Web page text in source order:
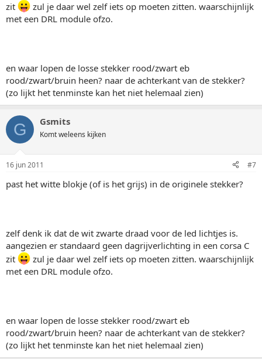
zit
zul je daar wel zelf iets op moeten zitten. waarschijnlijk
met een DRL module ofzo.
en waar lopen de losse stekker rood/zwart eb
rood/zwart/bruin heen? naar de achterkant van de stekker?
(zo lijkt het tenminste kan het niet helemaal zien)
G Gsmits
Komt weleens kijken
16 jun 2011 #7
past het witte blokje (of is het grijs) in de originele stekker?
zelf denk ik dat de wit zwarte draad voor de led lichtjes is.
aangezien er standaard geen dagrijverlichting in een corsa C
zit
zul je daar wel zelf iets op moeten zitten. waarschijnlijk
met een DRL module ofzo.
en waar lopen de losse stekker rood/zwart eb
rood/zwart/bruin heen? naar de achterkant van de stekker?
(zo lijkt het tenminste kan het niet helemaal zien)